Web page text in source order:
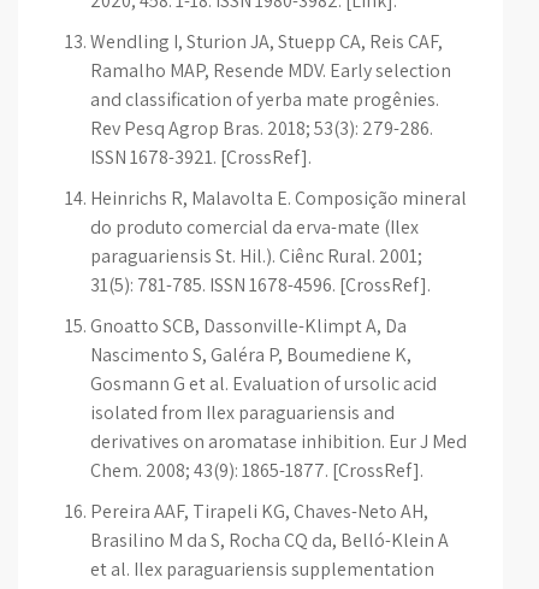
Wendling I, Sturion JA, Stuepp CA, Reis CAF,
Ramalho MAP, Resende MDV. Early selection
and classification of yerba mate progênies.
Rev Pesq Agrop Bras. 2018; 53(3): 279-286.
ISSN 1678-3921. [CrossRef].
Heinrichs R, Malavolta E. Composição mineral
do produto comercial da erva-mate (Ilex
paraguariensis St. Hil.). Ciênc Rural. 2001;
31(5): 781-785. ISSN 1678-4596. [CrossRef].
Gnoatto SCB, Dassonville-Klimpt A, Da
Nascimento S, Galéra P, Boumediene K,
Gosmann G et al. Evaluation of ursolic acid
isolated from Ilex paraguariensis and
derivatives on aromatase inhibition. Eur J Med
Chem. 2008; 43(9): 1865-1877. [CrossRef].
Pereira AAF, Tirapeli KG, Chaves-Neto AH,
Brasilino M da S, Rocha CQ da, Belló-Klein A
et al. Ilex paraguariensis supplementation